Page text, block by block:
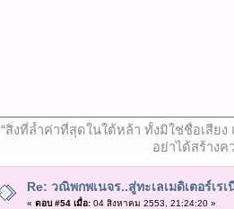
“สิ่งที่ล้ำค่าที่สุดในใต้หล้า ทั้งมิใช่ชื่อเสีย
อย่าได้สร้างค
Re: วณิพกพเนจร..สู่ทะเลเมดิเตอร์เร
« ตอบ #54 เมื่อ:04 สิงหาคม 2553, 21:24:20 »